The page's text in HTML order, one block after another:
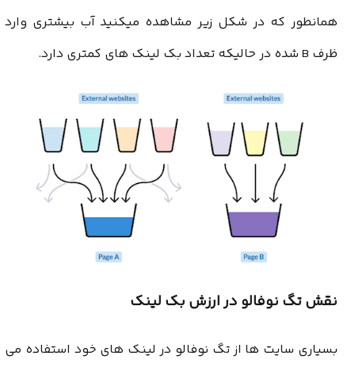
همانطور که در شکل زیر مشاهده میکنید آب بیشتری وارد
ظرف B شده در حالیکه تعداد بک لینک های کمتری دارد.
نقش تگ نوفالو در ارزش بک لینک
بسیاری سایت ها از تگ نوفالو در لینک های خود استفاده می